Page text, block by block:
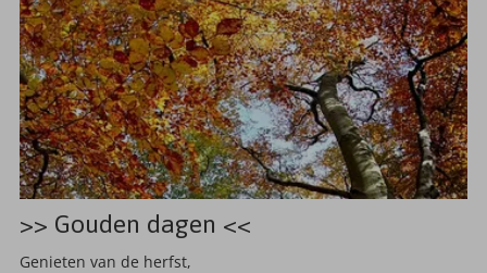
>> Gouden dagen <<
Genieten van de herfst,